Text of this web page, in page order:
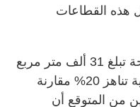
هذه القطاعات
ويشغل المعرض هذا العام مساحة تبلغ 31 ألف متر مربع
من خلال 12 قاعة بنسبة نمو قوية تناهز 20% مقارنة
من المتوقع أن